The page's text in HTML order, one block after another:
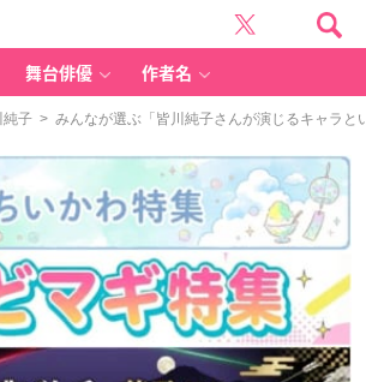
舞台俳優 作者名
純子 > みんなが選ぶ「皆川純子さんが演じるキャラ